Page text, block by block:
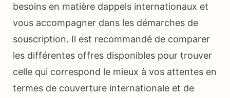
besoins en matière dappels internationaux et
vous accompagner dans les démarches de
souscription. Il est recommandé de comparer
les différentes offres disponibles pour trouver
celle qui correspond le mieux à vos attentes en
termes de couverture internationale et de